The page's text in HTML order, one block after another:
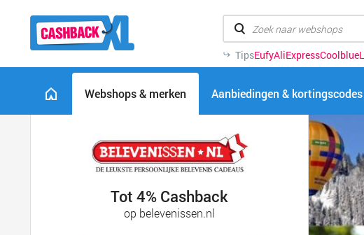
TipsEufyAliExpressCoolblue
Webshops & merken Aanbiedingen & kortingscodes
Tot 4% Cashback
op belevenissen.nl